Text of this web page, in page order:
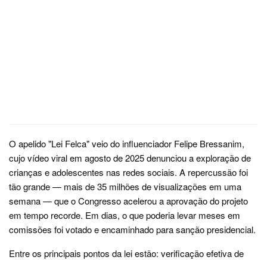
O apelido "Lei Felca" veio do influenciador Felipe Bressanim,
cujo vídeo viral em agosto de 2025 denunciou a exploração de
crianças e adolescentes nas redes sociais. A repercussão foi
tão grande — mais de 35 milhões de visualizações em uma
semana — que o Congresso acelerou a aprovação do projeto
em tempo recorde. Em dias, o que poderia levar meses em
comissões foi votado e encaminhado para sanção presidencial.
Entre os principais pontos da lei estão: verificação efetiva de